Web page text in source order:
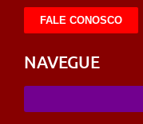
FALE CONOSCO
NAVEGUE